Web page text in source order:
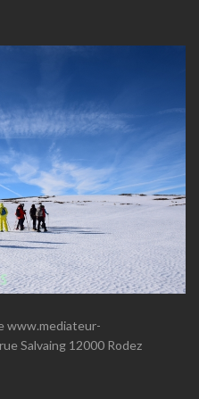
www.mediateur-
Salvaing 12000 Rodez